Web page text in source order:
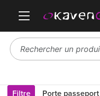
Filtre
Porte